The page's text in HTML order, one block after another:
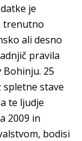
je
trenutno
ali desno
pravila
25
stave
te ljudje
2009 in
bodisi